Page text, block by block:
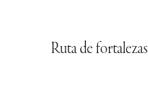
Ruta de fortalezas